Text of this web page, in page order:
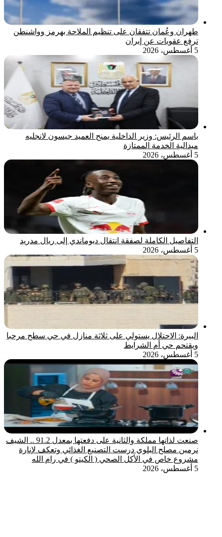
طهران وعُمان تتفقان على تنظيم الملاحة بهرمز وواشنطن
ترفع عقوبات عن إيران
5 أغسطس، 2026
باسم الرئيس: وزير الداخلية يمنح العميد جيسون لانجليه
ميدالية الخدمة الممتازة
5 أغسطس، 2026
التفاصيل الكاملة لصفقة انتقال ديوماندي إلى ريال مدريد
5 أغسطس، 2026
البيرة: الاحتلال يستولي على ثلاثة منازل في حي سطح مرحبا
ويقتحم حي أم الشرايط
5 أغسطس، 2026
صنعت لذاتها مملكة والثانية على دفعتها بمعدل 91.2 .. الشيف
نرمين مصلح البلوي درست التصنيع الغذائي وتعكف لإنارة
مشروع خاص في الأكل الصحي ( الكيتو ) في رام الله
5 أغسطس، 2026